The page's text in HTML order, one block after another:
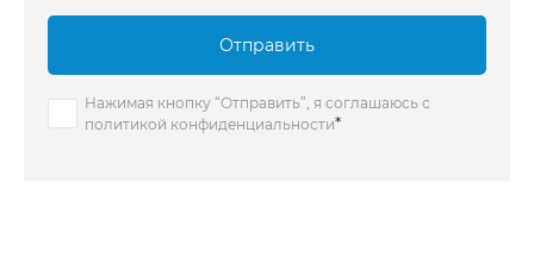
Отправить
Нажимая кнопку “Отправить”, я соглашаюсь с
политикой конфиденциальности*